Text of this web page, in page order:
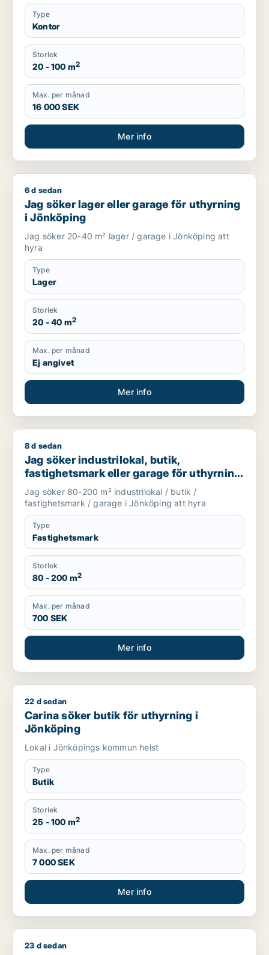
Type
Kontor
Storlek
20 - 100 m2
Max. per månad
16 000 SEK
Mer info
Jag söker lager eller garage för uthyrning i Jönköping
6 d sedan
Jag söker lager eller garage för uthyrning
i Jönköping
Jag söker 20-40 m² lager / garage i Jönköping att
hyra
Type
Lager
Storlek
20 - 40 m2
Max. per månad
Ej angivet
Mer info
Jag söker industrilokal, butik, fastighetsmark eller garage
8 d sedan
Jag söker industrilokal, butik,
fastighetsmark eller garage för uthyrning
i Jönköping
Jag söker 80-200 m² industrilokal / butik /
fastighetsmark / garage i Jönköping att hyra
Type
Fastighetsmark
Storlek
80 - 200 m2
Max. per månad
700 SEK
Mer info
Carina söker butik för uthyrning i Jönköping
22 d sedan
Carina söker butik för uthyrning i
Jönköping
Lokal i Jönköpings kommun helst
Type
Butik
Storlek
25 - 100 m2
Max. per månad
7 000 SEK
Mer info
Henrik söker kontor, lager, industrilokal, butik, klinik,
23 d sedan